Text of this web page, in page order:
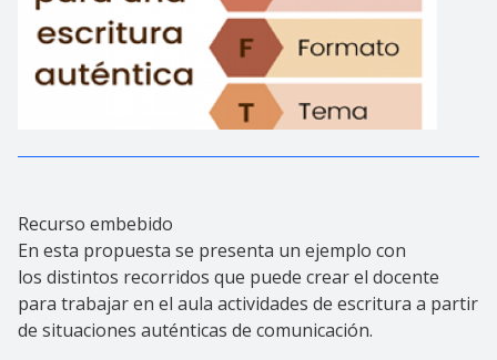
Recurso embebido
En esta propuesta se presenta un ejemplo con
los distintos recorridos que puede crear el docente
para trabajar en el aula actividades de escritura a partir
de situaciones auténticas de comunicación.